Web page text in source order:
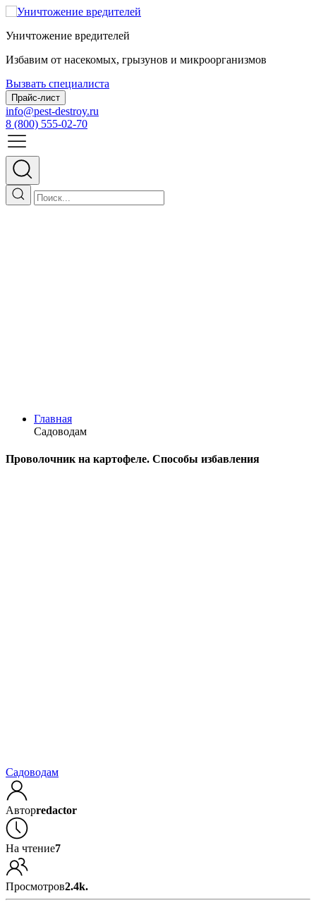
Уничтожение вредителей
Избавим от насекомых, грызунов и микроорганизмов
Вызвать специалиста
Прайс-лист
info@pest-destroy.ru
8 (800) 555-02-70
Главная
Садоводам
Проволочник на картофеле. Способы избавления
Садоводам
Авторredactor
На чтение7
Просмотров2.4k.